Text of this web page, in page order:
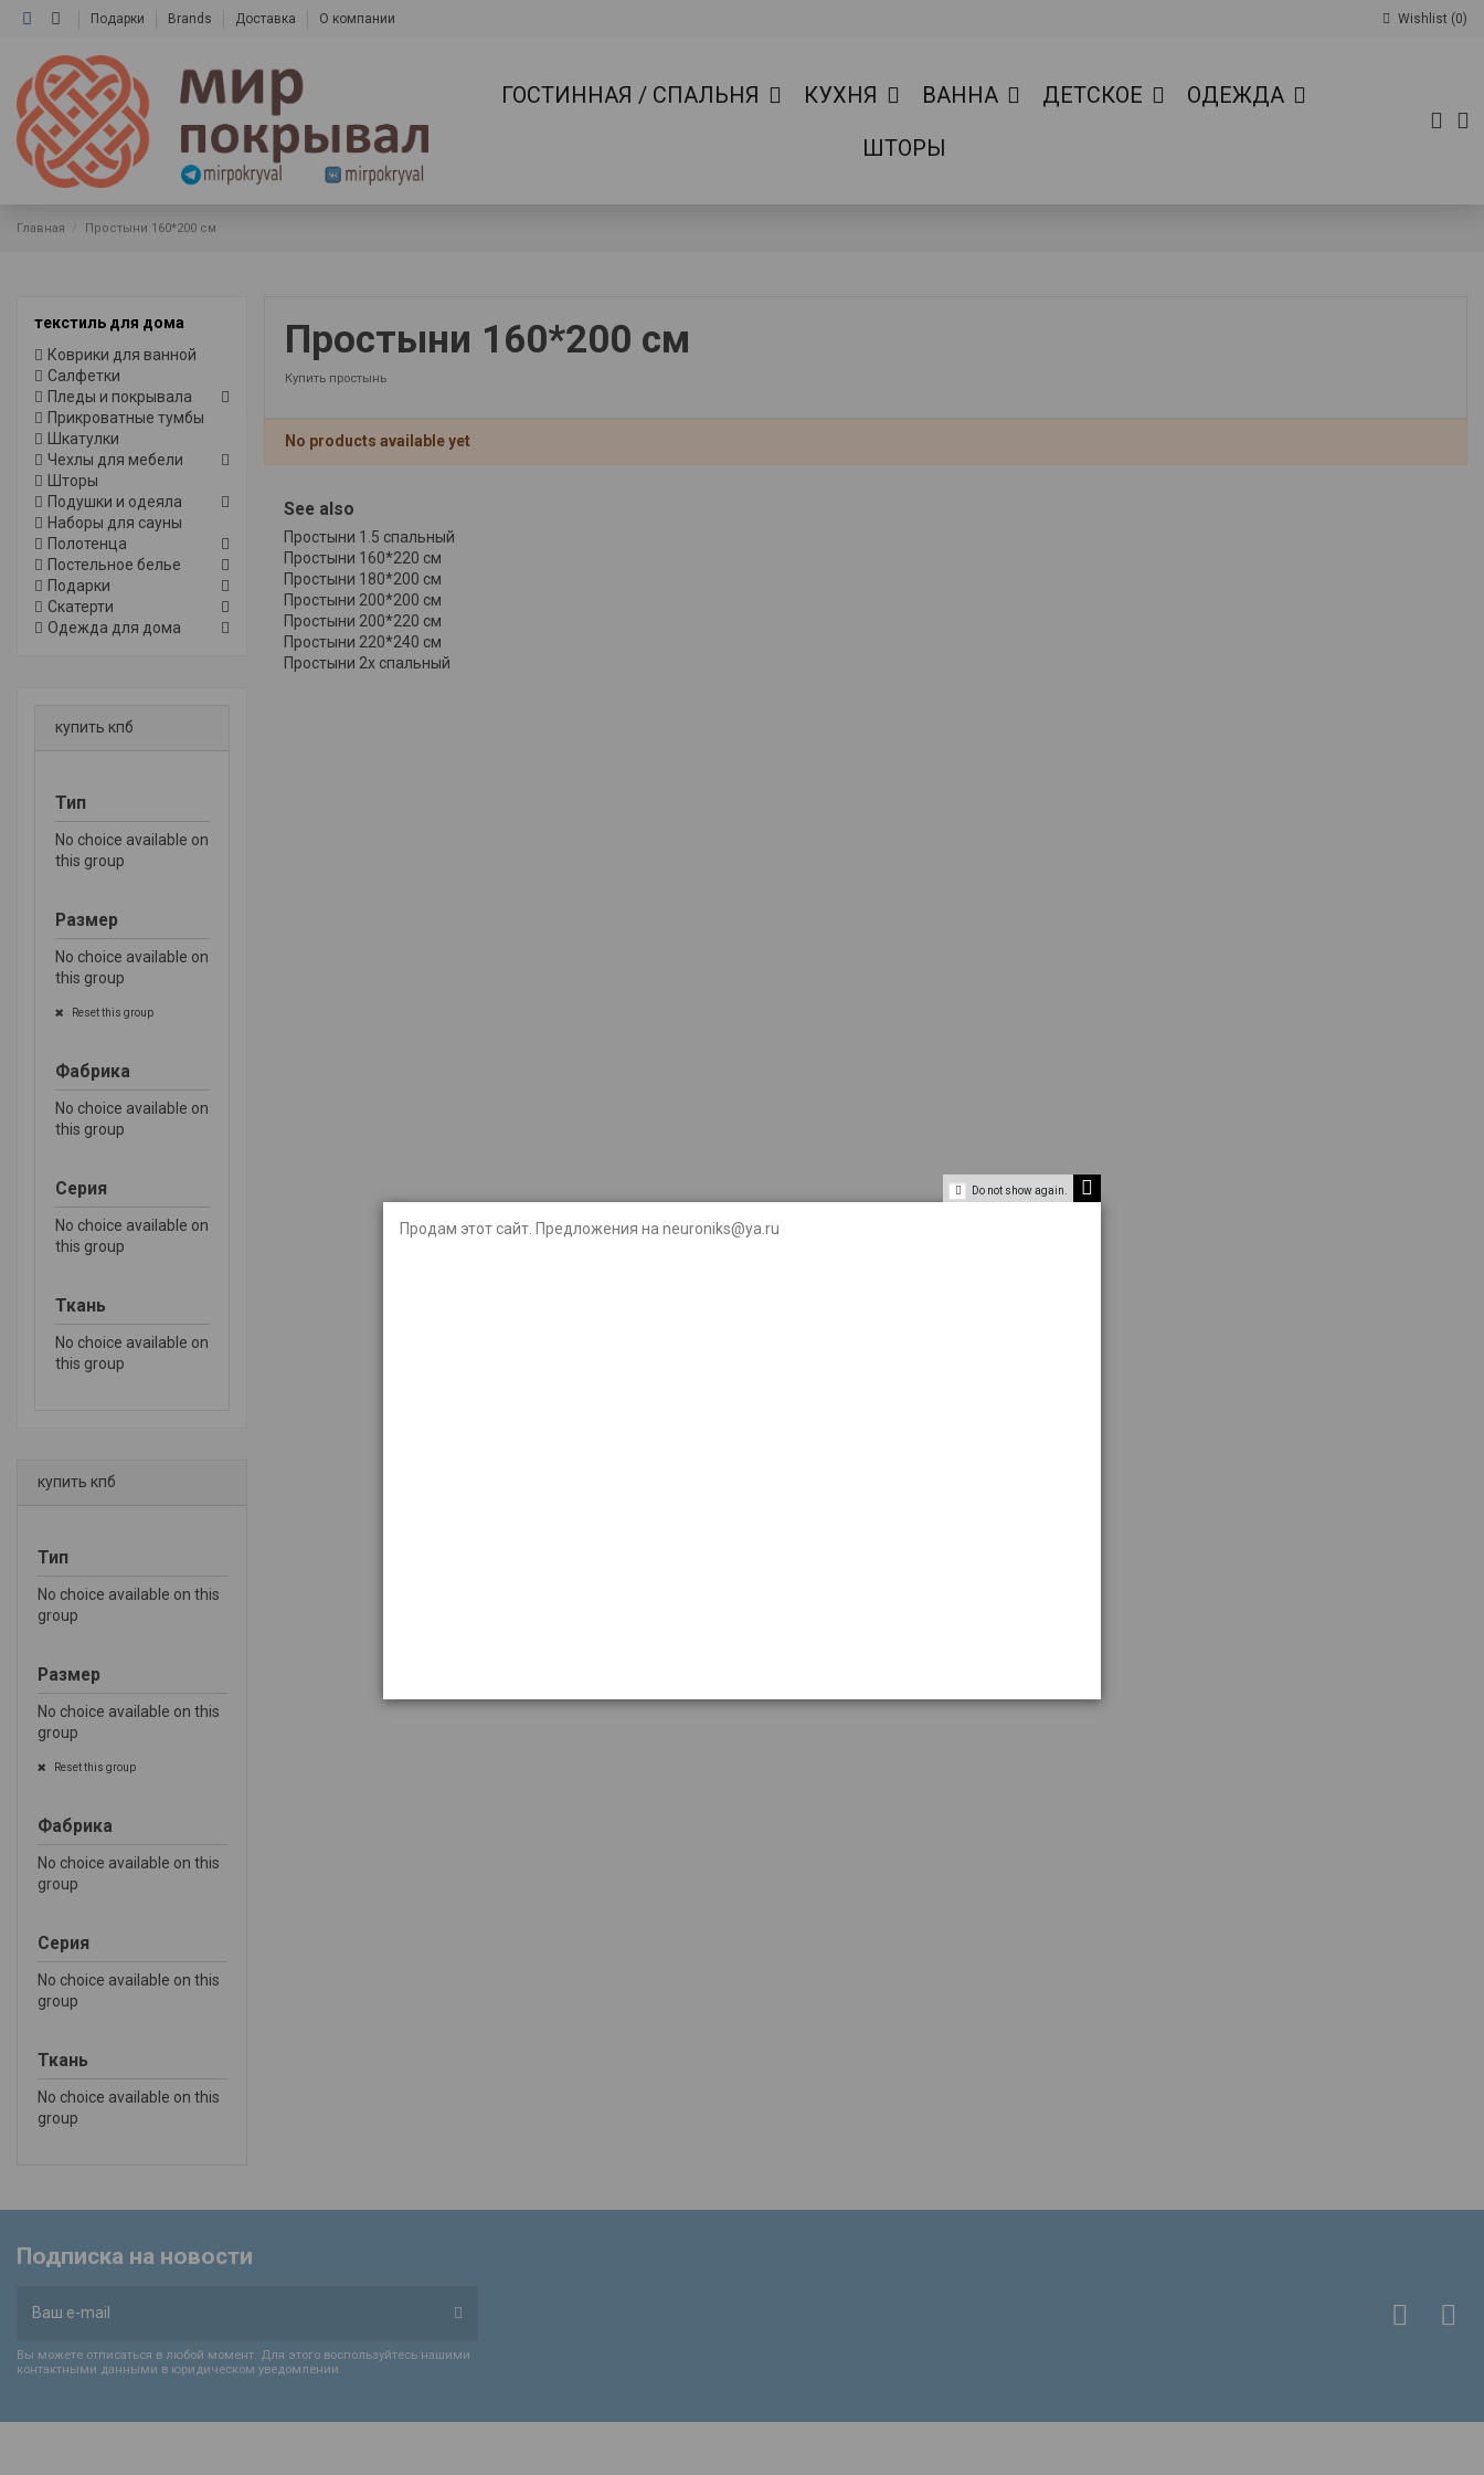
Подарки Brands Доставка О компании Wishlist (0)
ГОСТИННАЯ / СПАЛЬНЯ КУХНЯ ВАННА ДЕТСКОЕ
ОДЕЖДА
ШТОРЫ
Главная Простыни 160*200 см
Простыни 160*200 см
Купить простынь
No products available yet
See also
Простыни 1.5 спальный
Простыни 160*220 см
Простыни 180*200 см
Простыни 200*200 см
Простыни 200*220 см
Простыни 220*240 см
Простыни 2х спальный
текстиль для дома
Коврики для ванной
Салфетки
Пледы и покрывала
Прикроватные тумбы
Шкатулки
Чехлы для мебели
Шторы
Подушки и одеяла
Наборы для сауны
Полотенца
Постельное белье
Подарки
Скатерти
Одежда для дома
купить кпб
Тип
No choice available on
this group
Размер
No choice available on
this group
Reset this group
Фабрика
No choice available on
this group
Серия
No choice available on
this group
Ткань
No choice available on
this group
купить кпб
Тип
No choice available on this
group
Размер
No choice available on this
group
Reset this group
Фабрика
No choice available on this
group
Серия
No choice available on this
group
Ткань
No choice available on this
group
Подписка на новости
Вы можете отписаться в любой момент. Для этого воспользуйтесь нашими
контактными данными в юридическом уведомлении.
Do not show again.
Продам этот сайт. Предложения на neuroniks@ya.ru